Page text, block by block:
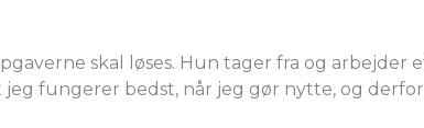
skal løses. Hun tager fra og
fungerer bedst, når jeg gør nytte, og